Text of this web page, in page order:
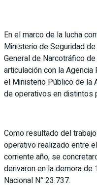
En el marco de la lucha
Ministerio de Seguridad
General de Narcotráfico
articulación con la
el Ministerio Público de la
de operativos en distintos
Como resultado del
operativo realizado entre
corriente año, se
derivaron en la demora
Nacional N° 23.737.